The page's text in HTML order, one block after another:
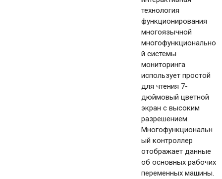
технология
функционирования
многоязычной
многофункционально
й системы
мониторинга
использует простой
для чтения 7-
дюймовый цветной
экран с высоким
разрешением.
Многофункциональн
ый контроллер
отображает данные
об основных рабочих
переменных машины.